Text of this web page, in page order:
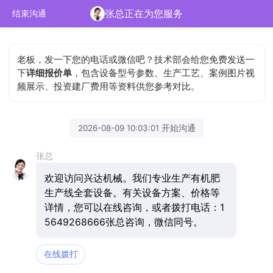
结束沟通 张总正在为您服务
老板，发一下您的电话或微信吧？技术部会给您免费发送一
下详细报价单 ，包含设备型号参数、生产工艺、案例图片视
频展示、投资建厂费用等资料供您参考对比。
2026-08-09 10:03:01 开始沟通
张总
欢迎访问兴达机械。我们专业生产有机肥
生产线全套设备。有关设备方案、价格等
详情，您可以在线咨询，或者拨打电话：1
5649268666张总咨询，微信同号。
在线拨打